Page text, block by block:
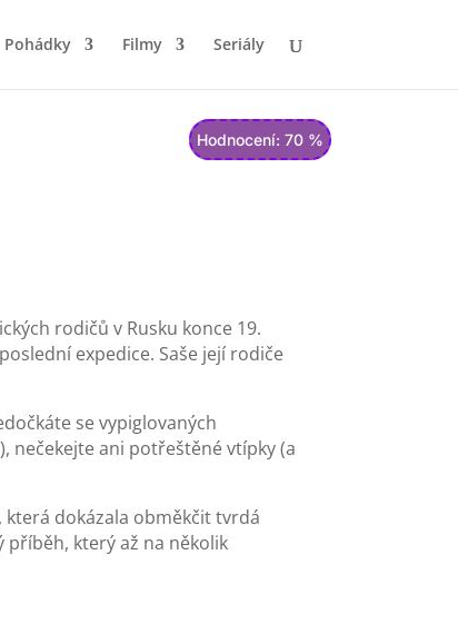
Pohádky Filmy Seriály
Hodnocení: 70 %
rodičů v Rusku konce 19.
expedice. Saše její rodiče
se vypiglovaných
nečekejte ani potřeštěné vtípky (a
dokázala obměkčit tvrdá
příběh, který až na několik